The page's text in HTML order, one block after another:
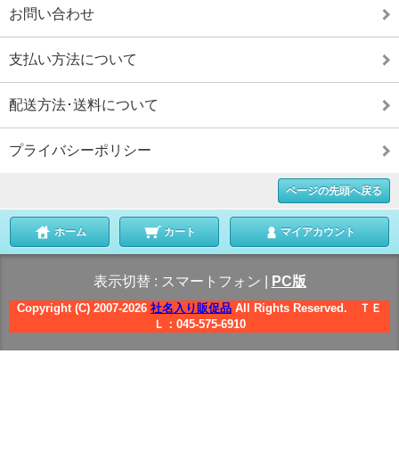
お問い合わせ
支払い方法について
配送方法･送料について
プライバシーポリシー
ページの先頭へ戻る
ホーム カート マイアカウント
表示切替 : スマートフォン PC版
Copyright (C) 2007-2026 社名入り販促品 All Rights Reserved. ＴＥ
Ｌ：045-575-6910